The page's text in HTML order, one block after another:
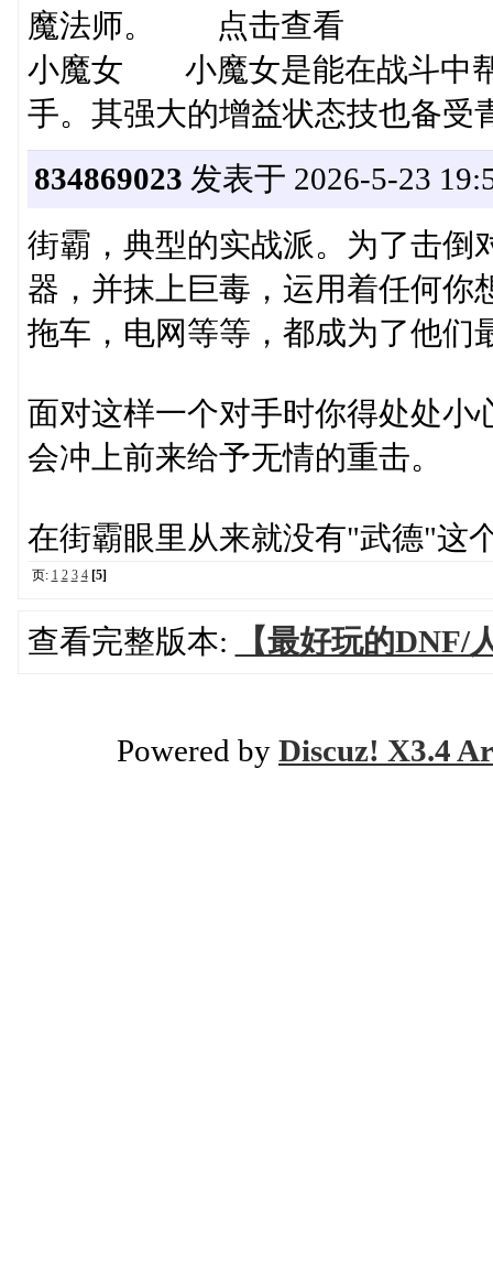
魔法师。 点击查看
小魔女 小魔女是能在战斗中帮
手。其强大的增益状态技也备受
834869023 发表于 2026-5-23
街霸，典型的实战派。为了击倒
器，并抹上巨毒，运用着任何你
拖车，电网等等，都成为了他们
面对这样一个对手时你得处处小
会冲上前来给予无情的重击。
在街霸眼里从来就没有"武德"这
页: 1 2 3 4 [5]
查看完整版本: 【最好玩的
Powered by Discuz! X3.4